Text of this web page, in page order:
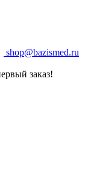
shop@bazismed.ru
заказ!